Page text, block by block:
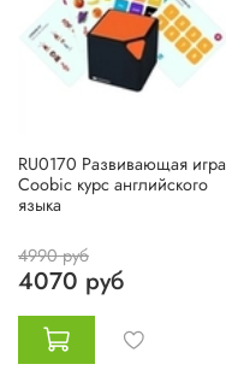
RU0170 Развивающая игра
Coobic курс английского
языка
4990 руб
4070 руб